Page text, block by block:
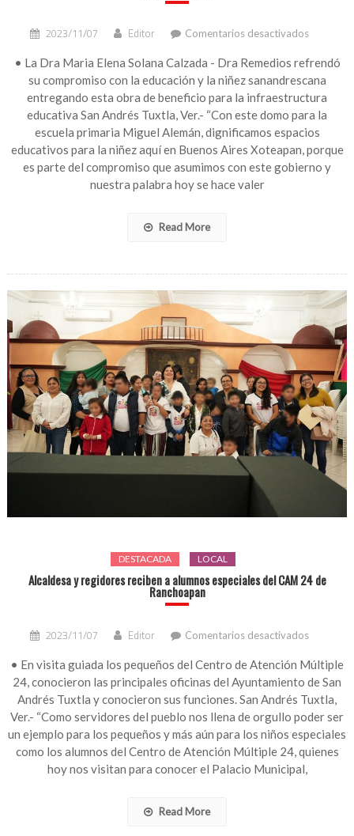
2023/11/07 Editor Comentarios desactivadosen
inaugura
la
Escuela
Primaria
Miguel
Alemán
• La Dra Maria Elena Solana Calzada - Dra Remedios refrendó
su compromiso con la educación y la niñez sanandrescana
entregando esta obra de beneficio para la infraestructura
educativa San Andrés Tuxtla, Ver.- “Con este domo para la
escuela primaria Miguel Alemán, dignificamos espacios
educativos para la niñez aquí en Buenos Aires Xoteapan, porque
es parte del compromiso que asumimos con este gobierno y
nuestra palabra hoy se hace valer
Read More
DESTACADA LOCAL
Alcaldesa y regidores reciben a alumnos especiales del CAM 24 de
Ranchoapan
2023/11/07 Editor Comentarios desactivadosen
y
regidores
a
alumnos
del
• En visita guiada los pequeños del Centro de Atención Múltiple
24, conocieron las principales oficinas del Ayuntamiento de San
Andrés Tuxtla y conocieron sus funciones. San Andrés Tuxtla,
Ver.- “Como servidores del pueblo nos llena de orgullo poder ser
un ejemplo para los pequeños y más aún para los niños especiales
como los alumnos del Centro de Atención Múltiple 24, quienes
hoy nos visitan para conocer el Palacio Municipal,
Read More